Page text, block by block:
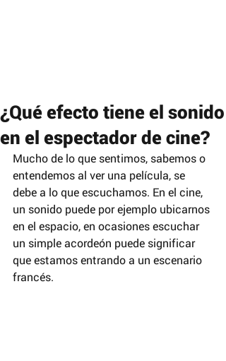
¿Qué efecto tiene el sonido
en el espectador de cine?
Mucho de lo que sentimos, sabemos o
entendemos al ver una película, se
debe a lo que escuchamos. En el cine,
un sonido puede por ejemplo ubicarnos
en el espacio, en ocasiones escuchar
un simple acordeón puede significar
que estamos entrando a un escenario
francés.